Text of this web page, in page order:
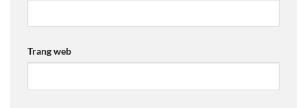
Trang web